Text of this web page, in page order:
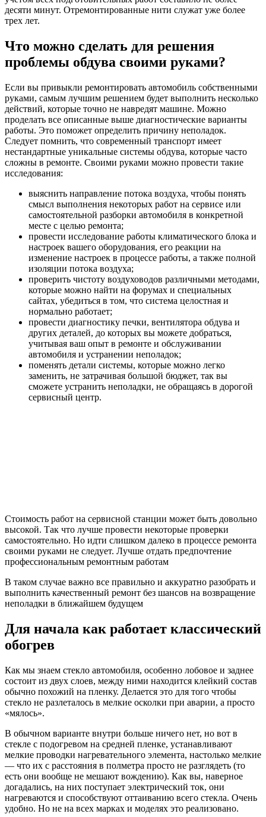
десяти минут. Отремонтированные нити служат уже более
трех лет.
Что можно сделать для решения
проблемы обдува своими руками?
Если вы привыкли ремонтировать автомобиль собственными
руками, самым лучшим решением будет выполнить несколько
действий, которые точно не навредят машине. Можно
проделать все описанные выше диагностические варианты
работы. Это поможет определить причину неполадок.
Следует помнить, что современный транспорт имеет
нестандартные уникальные системы обдува, которые часто
сложны в ремонте. Своими руками можно провести такие
исследования:
выяснить направление потока воздуха, чтобы понять
смысл выполнения некоторых работ на сервисе или
самостоятельной разборки автомобиля в конкретной
месте с целью ремонта;
провести исследование работы климатического блока и
настроек вашего оборудования, его реакции на
изменение настроек в процессе работы, а также полной
изоляции потока воздуха;
проверить чистоту воздуховодов различными методами,
которые можно найти на форумах и специальных
сайтах, убедиться в том, что система целостная и
нормально работает;
провести диагностику печки, вентилятора обдува и
других деталей, до которых вы можете добраться,
учитывая ваш опыт в ремонте и обслуживании
автомобиля и устранении неполадок;
поменять детали системы, которые можно легко
заменить, не затрачивая большой бюджет, так вы
сможете устранить неполадки, не обращаясь в дорогой
сервисный центр.
Стоимость работ на сервисной станции может быть довольно
высокой. Так что лучше провести некоторые проверки
самостоятельно. Но идти слишком далеко в процессе ремонта
своими руками не следует. Лучше отдать предпочтение
профессиональным ремонтным работам
В таком случае важно все правильно и аккуратно разобрать и
выполнить качественный ремонт без шансов на возвращение
неполадки в ближайшем будущем
Для начала как работает классический
обогрев
Как мы знаем стекло автомобиля, особенно лобовое и заднее
состоит из двух слоев, между ними находится клейкий состав
обычно похожий на пленку. Делается это для того чтобы
стекло не разлеталось в мелкие осколки при аварии, а просто
«мялось».
В обычном варианте внутри больше ничего нет, но вот в
стекле с подогревом на средней пленке, устанавливают
мелкие проводки нагревательного элемента, настолько мелкие
— что их с расстояния в полметра просто не разглядеть (то
есть они вообще не мешают вождению). Как вы, наверное
догадались, на них поступает электрический ток, они
нагреваются и способствуют оттаиванию всего стекла. Очень
удобно. Но не на всех марках и моделях это реализовано.